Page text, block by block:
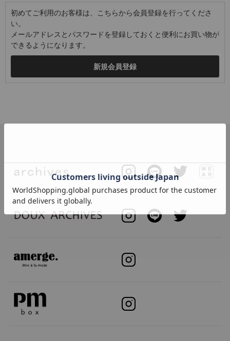
初めてご利用のお客様は、こちらから会員登録を行ってくださ
い。
メールアドレスとパスワードを登録しておくと便利にお買い物が
できるようになります。